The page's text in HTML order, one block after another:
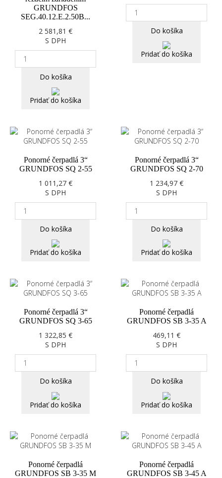
GRUNDFOS
SEG.40.12.E.2.50B...
2 581,81 €
S DPH
Do košíka
Pridať do košíka
Do košíka
Pridať do košíka
Ponorné čerpadlá 3“
GRUNDFOS SQ 2-55
1 011,27 €
S DPH
Do košíka
Pridať do košíka
Ponorné čerpadlá 3“
GRUNDFOS SQ 2-70
1 234,97 €
S DPH
Do košíka
Pridať do košíka
Ponorné čerpadlá 3“
GRUNDFOS SQ 3-65
1 322,85 €
S DPH
Do košíka
Pridať do košíka
Ponorné čerpadlá
GRUNDFOS SB 3-35 A
469,11 €
S DPH
Do košíka
Pridať do košíka
Ponorné čerpadlá
GRUNDFOS SB 3-35 M
Ponorné čerpadlá
GRUNDFOS SB 3-45 A